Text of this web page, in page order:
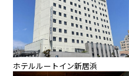
ホテルルートイン新居浜